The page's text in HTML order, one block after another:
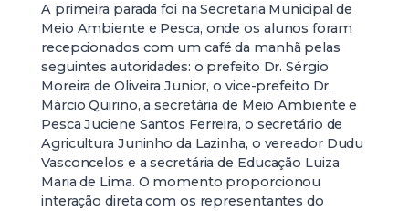
A primeira parada foi na Secretaria Municipal de
Meio Ambiente e Pesca, onde os alunos foram
recepcionados com um café da manhã pelas
seguintes autoridades: o prefeito Dr. Sérgio
Moreira de Oliveira Junior, o vice-prefeito Dr.
Márcio Quirino, a secretária de Meio Ambiente e
Pesca Juciene Santos Ferreira, o secretário de
Agricultura Juninho da Lazinha, o vereador Dudu
Vasconcelos e a secretária de Educação Luiza
Maria de Lima. O momento proporcionou
interação direta com os representantes do